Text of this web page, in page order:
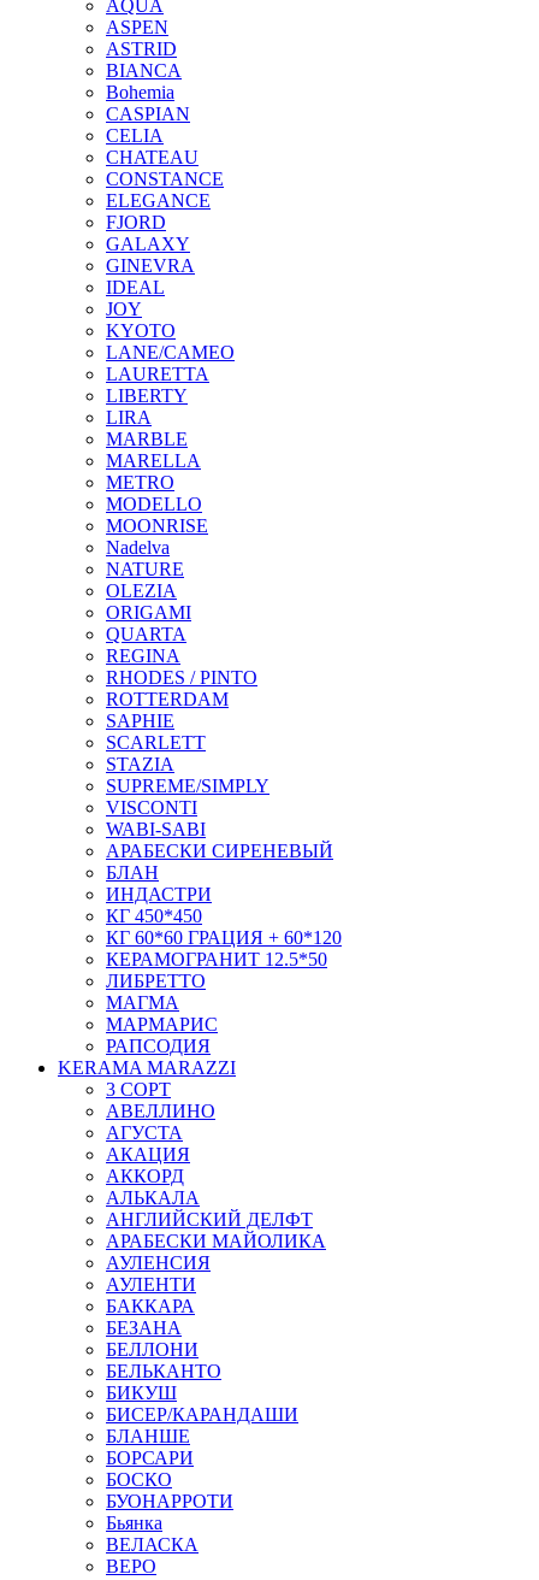
AQUA
ASPEN
ASTRID
BIANCA
Bohemia
CASPIAN
CELIA
CHATEAU
CONSTANCE
ELEGANCE
FJORD
GALAXY
GINEVRA
IDEAL
JOY
KYOTO
LANE/CAMEO
LAURETTA
LIBERTY
LIRA
MARBLE
MARELLA
METRO
MODELLO
MOONRISE
Nadelva
NATURE
OLEZIA
ORIGAMI
QUARTA
REGINA
RHODES / PINTO
ROTTERDAM
SAPHIE
SCARLETT
STAZIA
SUPREME/SIMPLY
VISCONTI
WABI-SABI
АРАБЕСКИ СИРЕНЕВЫЙ
БЛАН
ИНДАСТРИ
КГ 450*450
КГ 60*60 ГРАЦИЯ + 60*120
КЕРАМОГРАНИТ 12.5*50
ЛИБРЕТТО
МАГМА
МАРМАРИС
РАПСОДИЯ
KERAMA MARAZZI
3 СОРТ
АВЕЛЛИНО
АГУСТА
АКАЦИЯ
АККОРД
АЛЬКАЛА
АНГЛИЙСКИЙ ДЕЛФТ
АРАБЕСКИ МАЙОЛИКА
АУЛЕНСИЯ
АУЛЕНТИ
БАККАРА
БЕЗАНА
БЕЛЛОНИ
БЕЛЬКАНТО
БИКУШ
БИСЕР/КАРАНДАШИ
БЛАНШЕ
БОРСАРИ
БОСКО
БУОНАРРОТИ
Бьянка
ВЕЛАСКА
ВЕРО